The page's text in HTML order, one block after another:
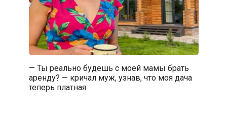
— Ты реально будешь с моей мамы брать
аренду? — кричал муж, узнав, что моя дача
теперь платная